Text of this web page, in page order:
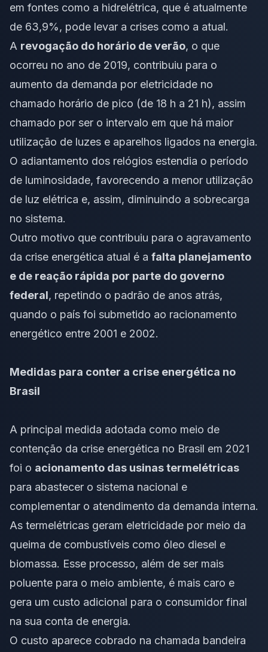
em fontes como a hidrelétrica, que é atualmente
de 63,9%, pode levar a crises como a atual.
A revogação do horário de verão, o que
ocorreu no ano de 2019, contribuiu para o
aumento da demanda por eletricidade no
chamado horário de pico (de 18 h a 21 h), assim
chamado por ser o intervalo em que há maior
utilização de luzes e aparelhos ligados na energia.
O adiantamento dos relógios estendia o período
de luminosidade, favorecendo a menor utilização
de luz elétrica e, assim, diminuindo a sobrecarga
no sistema.
Outro motivo que contribuiu para o agravamento
da crise energética atual é a falta planejamento
e de reação rápida por parte do governo
federal, repetindo o padrão de anos atrás,
quando o país foi submetido ao racionamento
energético entre 2001 e 2002.
Medidas para conter a crise energética no
Brasil
A principal medida adotada como meio de
contenção da crise energética no Brasil em 2021
foi o acionamento das usinas termelétricas
para abastecer o sistema nacional e
complementar o atendimento da demanda interna.
As termelétricas geram eletricidade por meio da
queima de combustíveis como óleo diesel e
biomassa. Esse processo, além de ser mais
poluente para o meio ambiente, é mais caro e
gera um custo adicional para o consumidor final
na sua conta de energia.
O custo aparece cobrado na chamada bandeira